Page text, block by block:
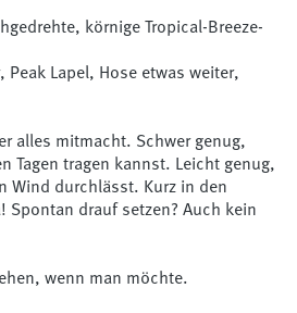
körnige Tropical-Breeze-
Peak Lapel, Hose etwas weiter,
alles mitmacht. Schwer genug,
Tagen tragen kannst. Leicht genug,
Wind durchlässt. Kurz in den
Spontan drauf setzen? Auch kein
wenn man möchte.